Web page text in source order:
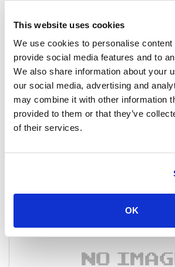
This website uses cookies
We use cookies to personalise content
provide social media features and to
We also share information about your
our social media, advertising and
may combine it with other information
provided to them or that they’ve
of their services.
OK
Koh Phi Phi
Meeting Point Highlights